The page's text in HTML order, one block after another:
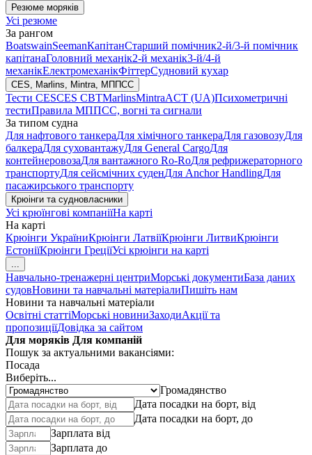
Резюме моряків
Усі резюме
За рангом
BoatswainSeemanКапітанСтарший помічник2-й/3-й помічник
капітанаГоловний механік2-й механік3-й/4-й
механікЕлектромеханікФіттерСудновий кухар
CES, Marlins, Mintra, МППСС
Тести CESCES CBTMarlinsMintraACT (UA)Психометричні
тестиПравила МППСС, вогні та сигнали
За типом судна
Для нафтового танкераДля хімічного танкераДля газовозуДля
балкераДля суховантажуДля General CargoДля
контейнеровозаДля вантажного Ro-RoДля рефрижераторного
транспортуДля сейсмічних суденДля Anchor HandlingДля
пасажирського транспорту
Крюінги та судновласники
Усі крюїнгові компаніїНа карті
На карті
Крюінги УкраїниКрюінги ЛатвіїКрюінги ЛитвиКрюінги
ЕстоніїКрюінги ГреціїУсі крюінги на карті
...
Навчально-тренажерні центриМорські документиБаза даних
судовНовини та навчальні матеріалиПишіть нам
Новини та навчальні матеріали
Освітні статтіМорські новиниЗаходиАкції та
пропозиціїДовідка за сайтом
Для моряків Для компаній
Пошук за актуальними вакансіями:
Посада
Виберіть...
Громадянство
Дата посадки на борт, від
Дата посадки на борт, до
Зарплата від
Зарплата до